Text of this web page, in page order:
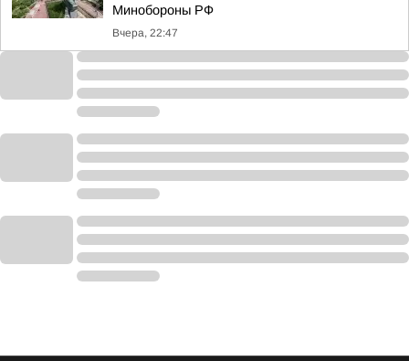
Минобороны РФ
Вчера, 22:47